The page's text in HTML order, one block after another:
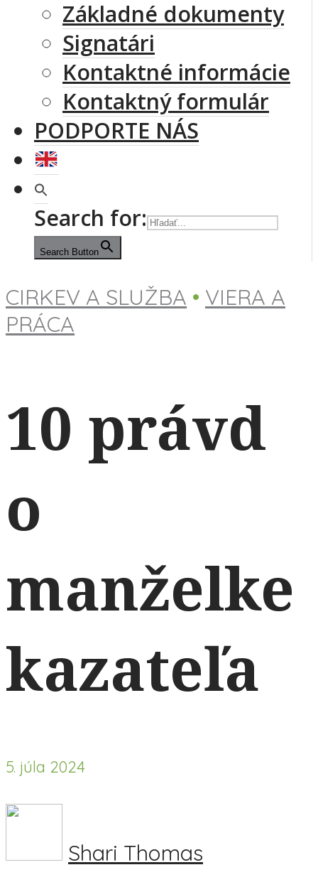
Základné dokumenty
Signatári
Kontaktné informácie
Kontaktný formulár
PODPORTE NÁS
Search for:
Search Button
CIRKEV A SLUŽBA • VIERA A
PRÁCA
10 právd
o
manželke
kazateľa
5. júla 2024
Shari Thomas